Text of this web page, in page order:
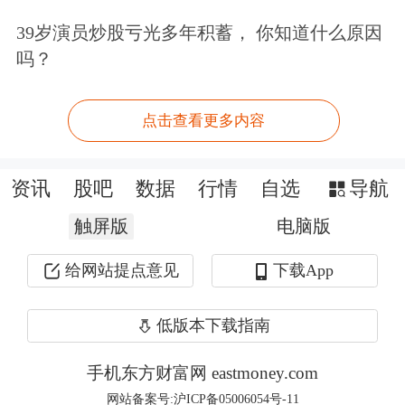
另据以色列军方消息人士称，美国正在
帮助以色列拦截来自伊朗的导弹。美军
的萨德反导系统参与了拦截行动。
随后，两名美国官员当日表示，美国军
方协助击落了射向以色列的伊朗导弹。
伊朗称击落至少一架以军战机并逮捕飞
行员，以方否认
据央视新闻，当地时间13日，伊朗军方
39岁演员炒股亏光多年积蓄， 你知道什么原因
吗？
点击查看更多内容
资讯 股吧 数据 行情 自选 导航
触屏版 电脑版
给网站提点意见 下载App
低版本下载指南
手机东方财富网 eastmoney.com
网站备案号:沪ICP备05006054号-11